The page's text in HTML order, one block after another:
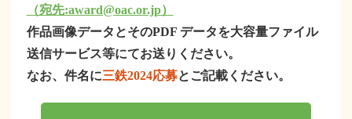
（宛先:award@oac.or.jp）
作品画像データとそのPDF データを大容量ファイル
送信サービス等にてお送りください。
なお、件名に三鉄2024応募とご記載ください。